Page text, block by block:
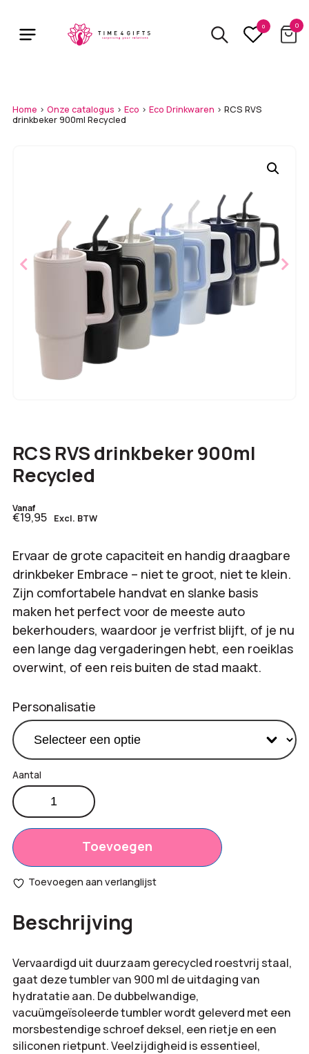
main
0 0
Home > Onze catalogus > Eco > Eco Drinkwaren > RCS RVS
drinkbeker 900ml Recycled
RCS RVS drinkbeker 900ml
Recycled
Vanaf
€19,95 Excl. BTW
Ervaar de grote capaciteit en handig draagbare
drinkbeker Embrace – niet te groot, niet te klein.
Zijn comfortabele handvat en slanke basis
maken het perfect voor de meeste auto
bekerhouders, waardoor je verfrist blijft, of je nu
een lange dag vergaderingen hebt, een roeiklas
overwint, of een reis buiten de stad maakt.
Personalisatie
Productprijs:
Totaal
opties:
€0,00
totaal:
RCS
RVS
drinkbeker
900ml
Recycled
aantal
Toevoegen
Toevoegen aan verlanglijst
Beschrijving
Vervaardigd uit duurzaam gerecycled roestvrij staal,
gaat deze tumbler van 900 ml de uitdaging van
hydratatie aan. De dubbelwandige,
vacuümgeïsoleerde tumbler wordt geleverd met een
morsbestendige schroef deksel, een rietje en een
siliconen rietpunt. Veelzijdigheid is essentieel,